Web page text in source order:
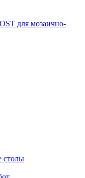
для мозаично-
столы